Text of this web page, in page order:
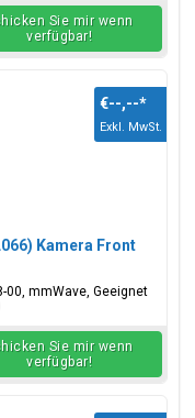
Sie mir wenn
verfügbar!
Kamera Front
00, mmWave, Geeignet
€--,--*
Exkl. MwSt.
Sie mir wenn
verfügbar!